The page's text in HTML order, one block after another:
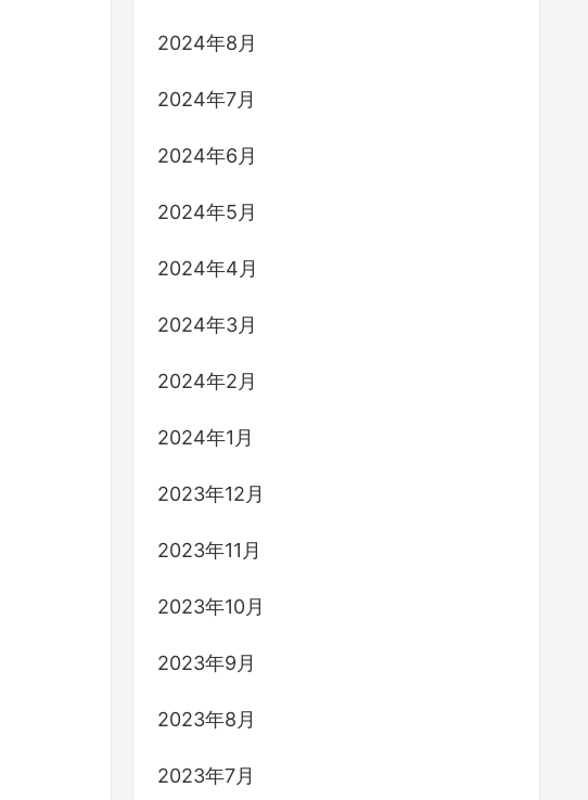
2024年8月
2024年7月
2024年6月
2024年5月
2024年4月
2024年3月
2024年2月
2024年1月
2023年12月
2023年11月
2023年10月
2023年9月
2023年8月
2023年7月